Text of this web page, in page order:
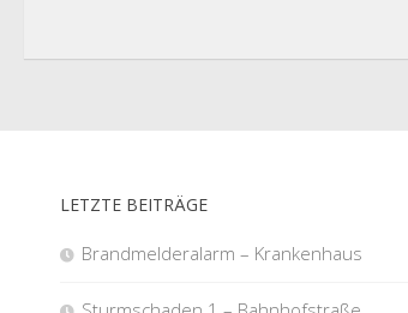
LETZTE BEITRÄGE
Brandmelderalarm – Krankenhaus